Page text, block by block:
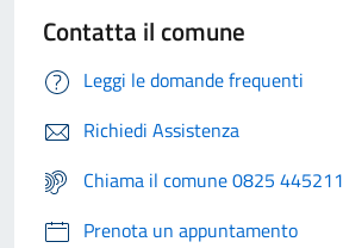
Contatta il comune
Leggi le domande frequenti
Richiedi Assistenza
Chiama il comune 0825 445211
Prenota un appuntamento